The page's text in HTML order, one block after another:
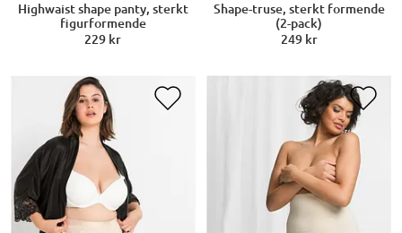
Highwaist shape panty, sterkt
figurformende
229 kr
Shape-truse, sterkt formende
(2-pack)
249 kr